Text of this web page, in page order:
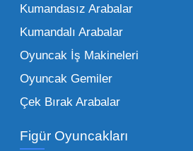
çeşitliliği ile doğru
Oyuncak bünyesinde öne
tercih edilen
Peluş Oyuncaklar:
vazgeçilmezi olan
seçeneklerimizi
Kumandasız Arabalar
Kumandalı Arabalar
Oyuncak İş Makineleri
Oyuncak Gemiler
Çek Bırak Arabalar
Figür Oyuncakları